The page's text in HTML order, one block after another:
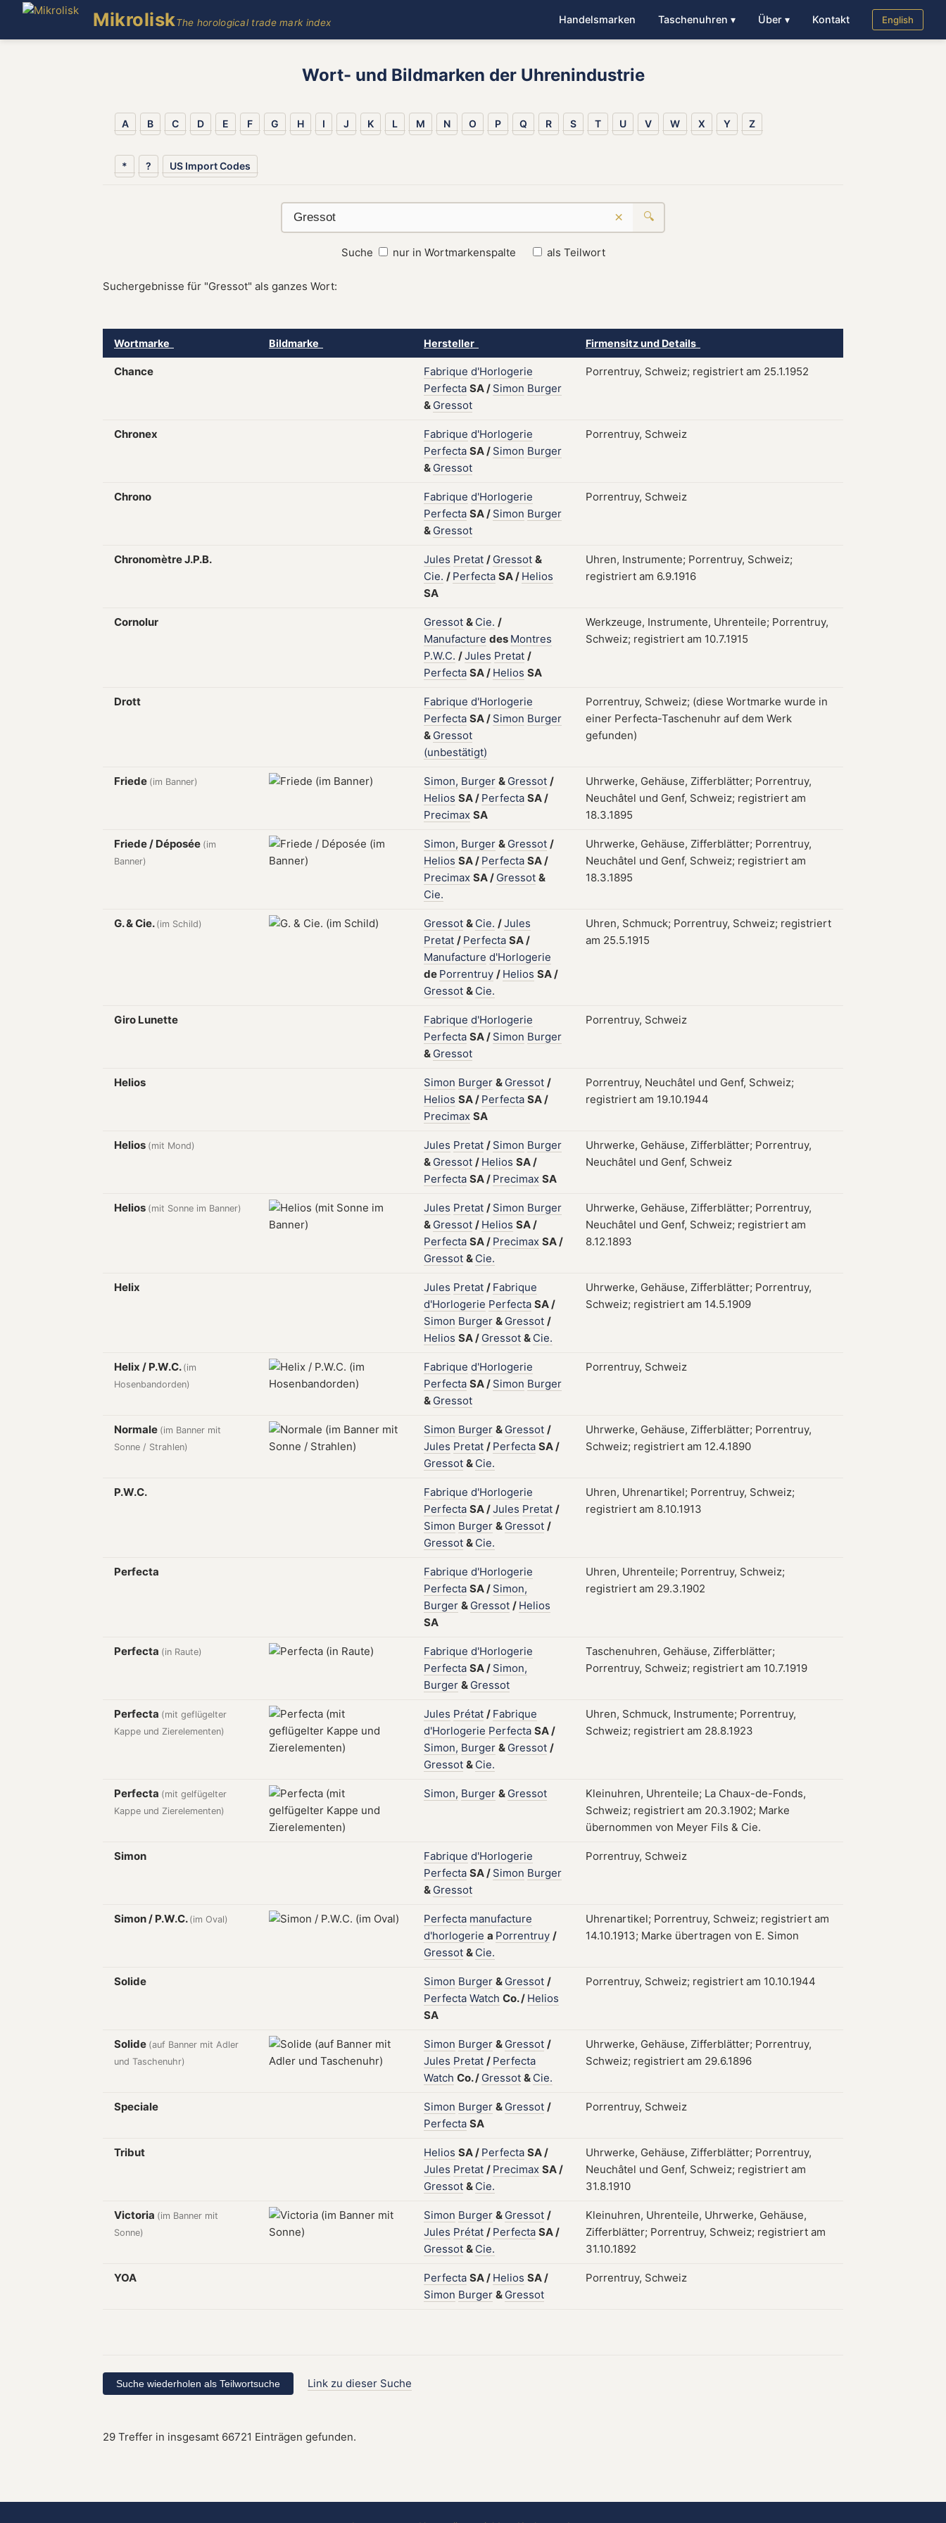
MikroliskThe horological trade mark index Handelsmarken Taschenuhren ▾ Über ▾ Kontakt English
Wort- und Bildmarken der Uhrenindustrie
A B C D E F G H I J K L M N O P Q R S T U V W X Y Z
* ? US Import Codes
× 🔍
Suche nur in Wortmarkenspalte als Teilwort
Suchergebnisse für "Gressot" als ganzes Wort:
Wortmarke Bildmarke Hersteller Firmensitz und Details
Chance Fabrique d'Horlogerie
Perfecta SA/ Simon Burger
& Gressot
Porrentruy, Schweiz; registriert am 25.1.1952
Chronex Fabrique d'Horlogerie
Perfecta SA/ Simon Burger
& Gressot
Porrentruy, Schweiz
Chrono Fabrique d'Horlogerie
Perfecta SA/ Simon Burger
& Gressot
Porrentruy, Schweiz
Chronomètre J.P.B. Jules Pretat / Gressot &
Cie. / Perfecta SA/ Helios
SA
Uhren, Instrumente; Porrentruy, Schweiz;
registriert am 6.9.1916
Cornolur Gressot & Cie. /
Manufacture des Montres
P.W.C. /Jules Pretat /
Perfecta SA/ Helios SA
Werkzeuge, Instrumente, Uhrenteile; Porrentruy,
Schweiz; registriert am 10.7.1915
Drott Fabrique d'Horlogerie
Perfecta SA/ Simon Burger
& Gressot
(unbestätigt)
Porrentruy, Schweiz; (diese Wortmarke wurde in
einer Perfecta-Taschenuhr auf dem Werk
gefunden)
Friede (im Banner) Simon, Burger & Gressot /
Helios SA/ Perfecta SA/
Precimax SA
Uhrwerke, Gehäuse, Zifferblätter; Porrentruy,
Neuchâtel und Genf, Schweiz; registriert am
18.3.1895
Friede / Déposée (im
Banner)
Simon, Burger & Gressot /
Helios SA/ Perfecta SA/
Precimax SA/ Gressot &
Cie.
Uhrwerke, Gehäuse, Zifferblätter; Porrentruy,
Neuchâtel und Genf, Schweiz; registriert am
18.3.1895
G. & Cie. (im Schild) Gressot & Cie. /Jules
Pretat / Perfecta SA/
Manufacture d'Horlogerie
de Porrentruy / Helios SA/
Gressot & Cie.
Uhren, Schmuck; Porrentruy, Schweiz; registriert
am 25.5.1915
Giro Lunette Fabrique d'Horlogerie
Perfecta SA/ Simon Burger
& Gressot
Porrentruy, Schweiz
Helios Simon Burger & Gressot /
Helios SA/ Perfecta SA/
Precimax SA
Porrentruy, Neuchâtel und Genf, Schweiz;
registriert am 19.10.1944
Helios (mit Mond) Jules Pretat / Simon Burger
& Gressot / Helios SA/
Perfecta SA/ Precimax SA
Uhrwerke, Gehäuse, Zifferblätter; Porrentruy,
Neuchâtel und Genf, Schweiz
Helios (mit Sonne im Banner) Jules Pretat / Simon Burger
& Gressot / Helios SA/
Perfecta SA/ Precimax SA/
Gressot & Cie.
Uhrwerke, Gehäuse, Zifferblätter; Porrentruy,
Neuchâtel und Genf, Schweiz; registriert am
8.12.1893
Helix Jules Pretat / Fabrique
d'Horlogerie Perfecta SA/
Simon Burger & Gressot /
Helios SA/ Gressot & Cie.
Uhrwerke, Gehäuse, Zifferblätter; Porrentruy,
Schweiz; registriert am 14.5.1909
Helix / P.W.C. (im
Hosenbandorden)
Fabrique d'Horlogerie
Perfecta SA/ Simon Burger
& Gressot
Porrentruy, Schweiz
Normale (im Banner mit
Sonne / Strahlen)
Simon Burger & Gressot /
Jules Pretat / Perfecta SA/
Gressot & Cie.
Uhrwerke, Gehäuse, Zifferblätter; Porrentruy,
Schweiz; registriert am 12.4.1890
P.W.C. Fabrique d'Horlogerie
Perfecta SA/Jules Pretat /
Simon Burger & Gressot /
Gressot & Cie.
Uhren, Uhrenartikel; Porrentruy, Schweiz;
registriert am 8.10.1913
Perfecta Fabrique d'Horlogerie
Perfecta SA/ Simon,
Burger & Gressot / Helios
SA
Uhren, Uhrenteile; Porrentruy, Schweiz;
registriert am 29.3.1902
Perfecta (in Raute) Fabrique d'Horlogerie
Perfecta SA/ Simon,
Burger & Gressot
Taschenuhren, Gehäuse, Zifferblätter;
Porrentruy, Schweiz; registriert am 10.7.1919
Perfecta (mit geflügelter
Kappe und Zierelementen)
Jules Prétat / Fabrique
d'Horlogerie Perfecta SA/
Simon, Burger & Gressot /
Gressot & Cie.
Uhren, Schmuck, Instrumente; Porrentruy,
Schweiz; registriert am 28.8.1923
Perfecta (mit gelfügelter
Kappe und Zierelementen)
Simon, Burger & Gressot
Kleinuhren, Uhrenteile; La Chaux-de-Fonds,
Schweiz; registriert am 20.3.1902; Marke
übernommen von Meyer Fils & Cie.
Simon Fabrique d'Horlogerie
Perfecta SA/ Simon Burger
& Gressot
Porrentruy, Schweiz
Simon / P.W.C. (im Oval) Perfecta manufacture
d'horlogerie a Porrentruy /
Gressot & Cie.
Uhrenartikel; Porrentruy, Schweiz; registriert am
14.10.1913; Marke übertragen von E. Simon
Solide Simon Burger & Gressot /
Perfecta Watch Co./ Helios
SA
Porrentruy, Schweiz; registriert am 10.10.1944
Solide (auf Banner mit Adler
und Taschenuhr)
Simon Burger & Gressot /
Jules Pretat / Perfecta
Watch Co./ Gressot & Cie.
Uhrwerke, Gehäuse, Zifferblätter; Porrentruy,
Schweiz; registriert am 29.6.1896
Speciale Simon Burger & Gressot /
Perfecta SA
Porrentruy, Schweiz
Tribut Helios SA/ Perfecta SA/
Jules Pretat / Precimax SA/
Gressot & Cie.
Uhrwerke, Gehäuse, Zifferblätter; Porrentruy,
Neuchâtel und Genf, Schweiz; registriert am
31.8.1910
Victoria (im Banner mit
Sonne)
Simon Burger & Gressot /
Jules Prétat / Perfecta SA/
Gressot & Cie.
Kleinuhren, Uhrenteile, Uhrwerke, Gehäuse,
Zifferblätter; Porrentruy, Schweiz; registriert am
31.10.1892
YOA Perfecta SA/ Helios SA/
Simon Burger & Gressot
Porrentruy, Schweiz
Link zu dieser Suche
29 Treffer in insgesamt 66721 Einträgen gefunden.